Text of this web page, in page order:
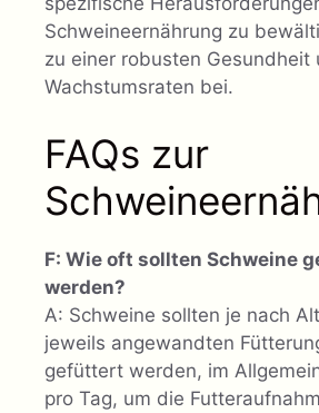
Schweineernährung zu
zu einer robusten Gesundheit
Wachstumsraten bei.
FAQs zur
F: Wie oft sollten Schweine
werden?
A: Schweine sollten je nach
jeweils angewandten
gefüttert werden, im
pro Tag, um die